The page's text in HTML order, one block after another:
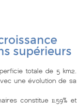
supérieurs
totale de 5 km2.
une évolution de sa
constitue 11.59% et